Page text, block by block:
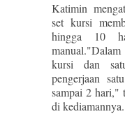
Katimin
set kursi
hingga 10
kursi dan
pengerjaan
sampai 2 hari,"
di kediamannya.